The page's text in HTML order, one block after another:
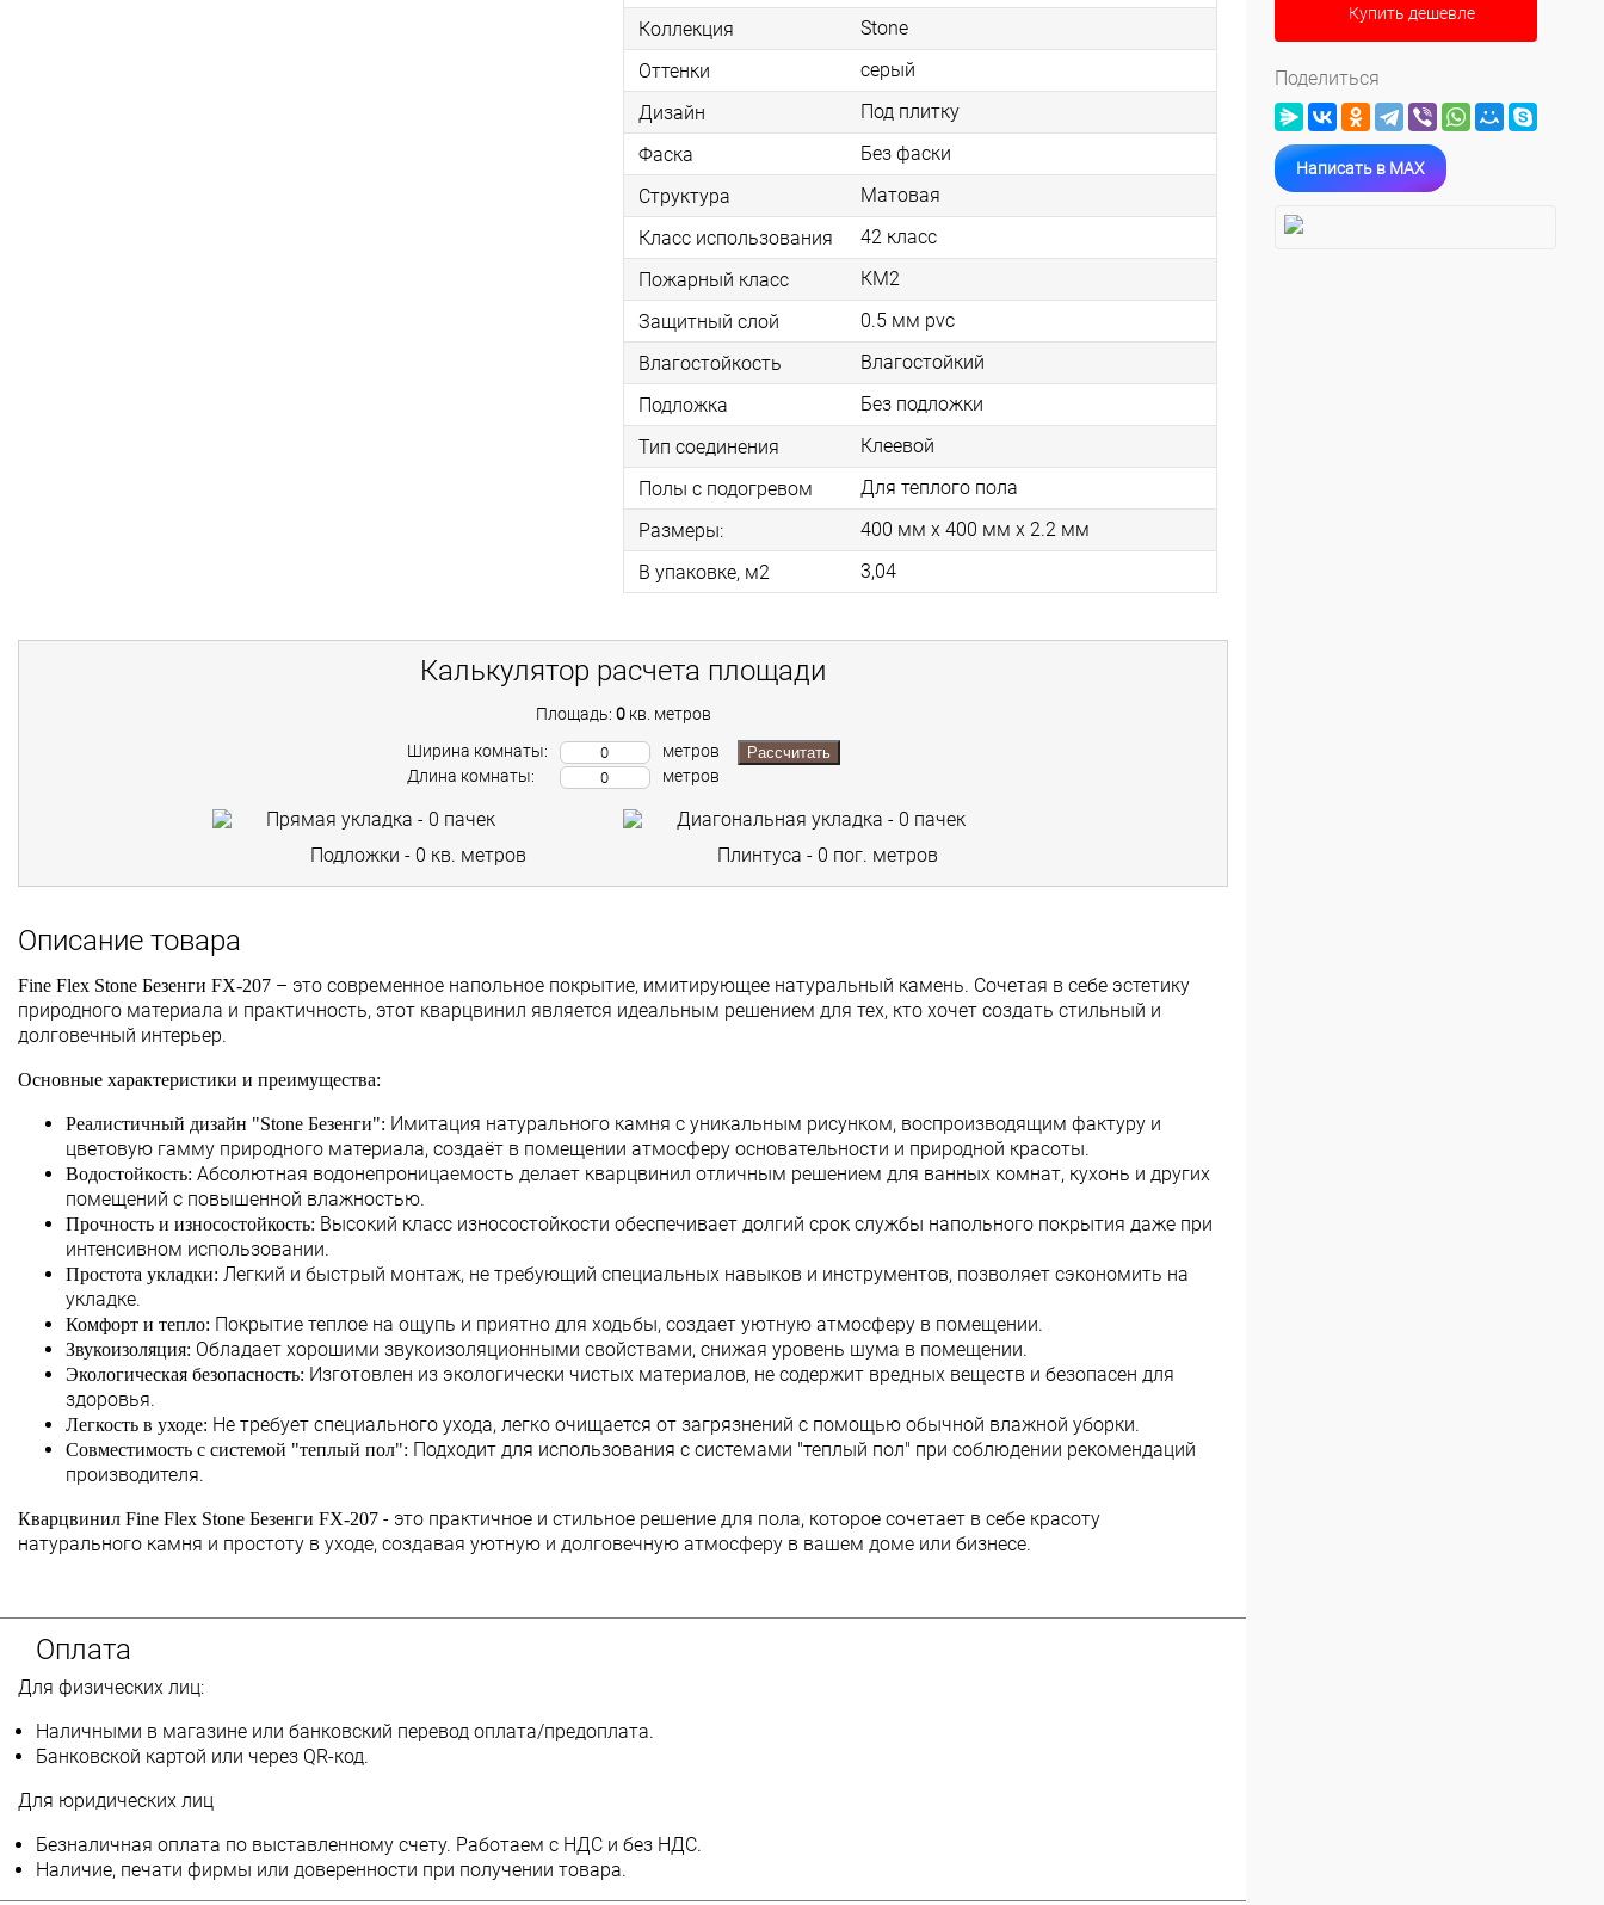
Коллекция
Stone
Оттенки
серый
Дизайн
Под плитку
Фаска
Без фаски
Структура
Матовая
Класс использования
42 класс
Пожарный класс
КМ2
Защитный слой
0.5 мм pvc
Влагостойкость
Влагостойкий
Подложка
Без подложки
Тип соединения
Клеевой
Полы с подогревом
Для теплого пола
Размеры:
400 мм x 400 мм x 2.2 мм
В упаковке, м2
3,04
Калькулятор расчета площади
Площадь: 0 кв. метров
Ширина комнаты:
Длина комнаты:
метров
метров
Рассчитать
Прямая укладка - 0 пачек Диагональная укладка - 0 пачек
Подложки - 0 кв. метров Плинтуса - 0 пог. метров
Описание товара
Fine Flex Stone Безенги FX-207 – это современное напольное покрытие, имитирующее натуральный камень. Сочетая в себе эстетику
природного материала и практичность, этот кварцвинил является идеальным решением для тех, кто хочет создать стильный и
долговечный интерьер.
Основные характеристики и преимущества:
Реалистичный дизайн "Stone Безенги": Имитация натурального камня с уникальным рисунком, воспроизводящим фактуру и
цветовую гамму природного материала, создаёт в помещении атмосферу основательности и природной красоты.
Водостойкость: Абсолютная водонепроницаемость делает кварцвинил отличным решением для ванных комнат, кухонь и других
помещений с повышенной влажностью.
Прочность и износостойкость: Высокий класс износостойкости обеспечивает долгий срок службы напольного покрытия даже при
интенсивном использовании.
Простота укладки: Легкий и быстрый монтаж, не требующий специальных навыков и инструментов, позволяет сэкономить на
укладке.
Комфорт и тепло: Покрытие теплое на ощупь и приятно для ходьбы, создает уютную атмосферу в помещении.
Звукоизоляция: Обладает хорошими звукоизоляционными свойствами, снижая уровень шума в помещении.
Экологическая безопасность: Изготовлен из экологически чистых материалов, не содержит вредных веществ и безопасен для
здоровья.
Легкость в уходе: Не требует специального ухода, легко очищается от загрязнений с помощью обычной влажной уборки.
Совместимость с системой "теплый пол": Подходит для использования с системами "теплый пол" при соблюдении рекомендаций
производителя.
Кварцвинил Fine Flex Stone Безенги FX-207 - это практичное и стильное решение для пола, которое сочетает в себе красоту
натурального камня и простоту в уходе, создавая уютную и долговечную атмосферу в вашем доме или бизнесе.
Оплата
Для физических лиц:
Наличными в магазине или банковский перевод оплата/предоплата.
Банковской картой или через QR-код.
Для юридических лиц
Безналичная оплата по выставленному счету. Работаем с НДС и без НДС.
Наличие, печати фирмы или доверенности при получении товара.
Купить дешевле
Поделиться
Написать в MAX